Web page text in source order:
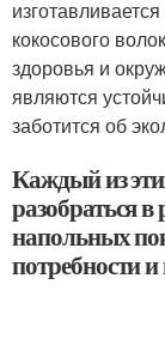
кокосового
здоровья и
являются
заботится об
Каждый из
разобраться
напольных
потребности